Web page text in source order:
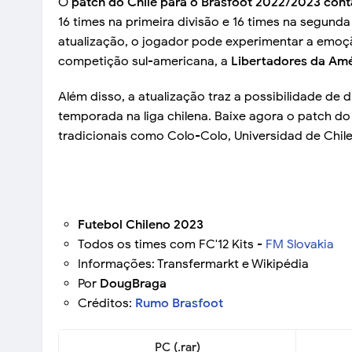
16 times na primeira divisão e 16 times na
atualização, o jogador pode experimentar a
competição sul-americana, a Libertadores da
Além disso, a atualização traz a possibilidade de
temporada na liga chilena. Baixe agora o patch
tradicionais como Colo-Colo, Universidad de
Futebol Chileno 2023
Todos os times com FC'12 Kits - FM Slovakia
Informações: Transfermarkt e Wikipédia
Por DougBraga
Créditos: Rumo Brasfoot
PC (.rar)